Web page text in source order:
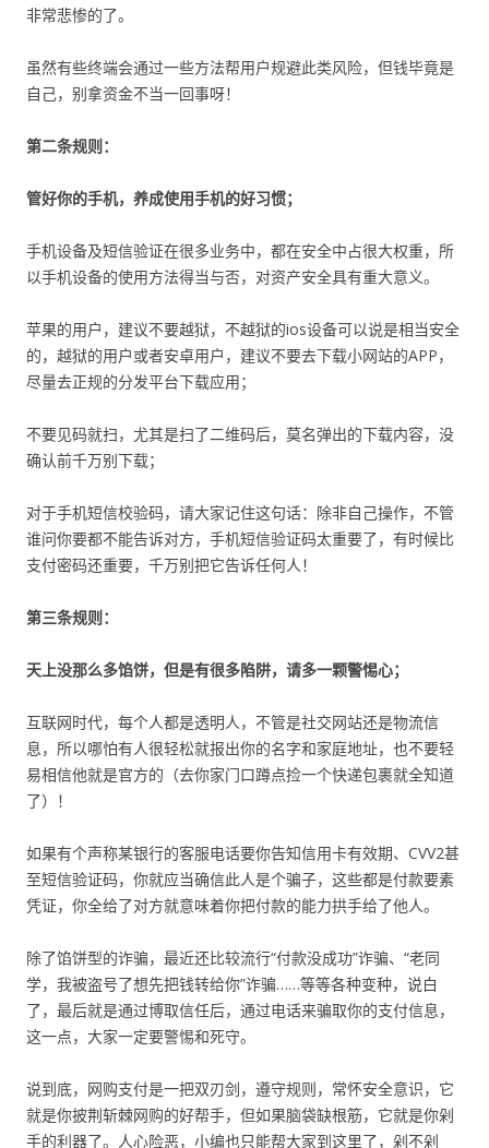
非常悲惨的了。
虽然有些终端会通过一些方法帮用户规避此类风险，但钱毕竟是
自己，别拿资金不当一回事呀！
第二条规则：
管好你的手机，养成使用手机的好习惯；
手机设备及短信验证在很多业务中，都在安全中占很大权重，所
以手机设备的使用方法得当与否，对资产安全具有重大意义。
苹果的用户，建议不要越狱，不越狱的ios设备可以说是相当安全
的，越狱的用户或者安卓用户，建议不要去下载小网站的APP，
尽量去正规的分发平台下载应用；
不要见码就扫，尤其是扫了二维码后，莫名弹出的下载内容，没
确认前千万别下载；
对于手机短信校验码，请大家记住这句话：除非自己操作，不管
谁问你要都不能告诉对方，手机短信验证码太重要了，有时候比
支付密码还重要，千万别把它告诉任何人！
第三条规则：
天上没那么多馅饼，但是有很多陷阱，请多一颗警惕心；
互联网时代，每个人都是透明人，不管是社交网站还是物流信
息，所以哪怕有人很轻松就报出你的名字和家庭地址，也不要轻
易相信他就是官方的（去你家门口蹲点捡一个快递包裹就全知道
了）！
如果有个声称某银行的客服电话要你告知信用卡有效期、CVV2甚
至短信验证码，你就应当确信此人是个骗子，这些都是付款要素
凭证，你全给了对方就意味着你把付款的能力拱手给了他人。
除了馅饼型的诈骗，最近还比较流行“付款没成功”诈骗、“老同
学，我被盗号了想先把钱转给你”诈骗……等等各种变种，说白
了，最后就是通过博取信任后，通过电话来骗取你的支付信息，
这一点，大家一定要警惕和死守。
说到底，网购支付是一把双刃剑，遵守规则，常怀安全意识，它
就是你披荆斩棘网购的好帮手，但如果脑袋缺根筋，它就是你剁
手的利器了。人心险恶，小编也只能帮大家到这里了，剁不剁